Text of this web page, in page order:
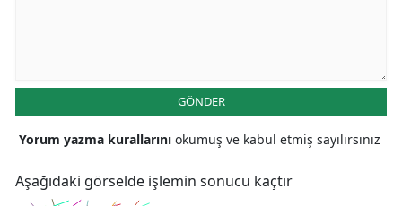
GÖNDER
Yorum yazma kurallarını okumuş ve kabul etmiş sayılırsınız
Aşağıdaki görselde işlemin sonucu kaçtır